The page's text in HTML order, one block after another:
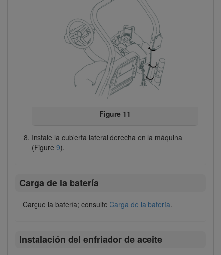
Figure 11
Instale la cubierta lateral derecha en la máquina
(Figure 9).
Carga de la batería
Cargue la batería; consulte Carga de la batería.
Instalación del enfriador de aceite